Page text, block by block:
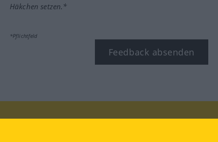
Häkchen setzen.*
*Pflichtfeld
Feedback absenden